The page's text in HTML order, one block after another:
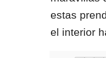
estas
el interior